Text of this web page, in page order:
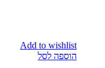
Add to wishlist
הוספה לסל